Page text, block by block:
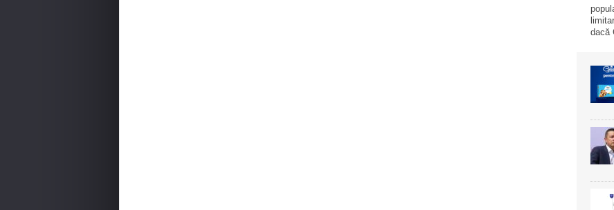
dacă